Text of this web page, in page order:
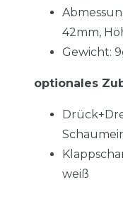
42mm,
Gewicht:
optionales
weiß